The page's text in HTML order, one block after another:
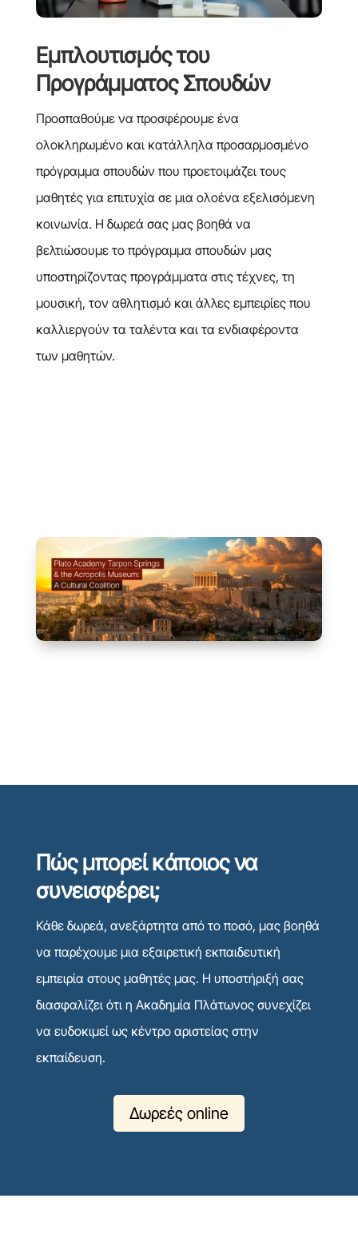
Εμπλουτισμός του
Προγράμματος Σπουδών
Προσπαθούμε να προσφέρουμε ένα
ολοκληρωμένο και κατάλληλα προσαρμοσμένο
πρόγραμμα σπουδών που προετοιμάζει τους
μαθητές για επιτυχία σε μια ολοένα εξελισόμενη
κοινωνία. Η δωρεά σας μας βοηθά να
βελτιώσουμε το πρόγραμμα σπουδών μας
υποστηρίζοντας προγράμματα στις τέχνες, τη
μουσική, τον αθλητισμό και άλλες εμπειρίες που
καλλιεργούν τα ταλέντα και τα ενδιαφέροντα
των μαθητών.
Πώς μπορεί κάποιος να
συνεισφέρει;
Κάθε δωρεά, ανεξάρτητα από το ποσό, μας βοηθά
να παρέχουμε μια εξαιρετική εκπαιδευτική
εμπειρία στους μαθητές μας. Η υποστήριξή σας
διασφαλίζει ότι η Ακαδημία Πλάτωνος συνεχίζει
να ευδοκιμεί ως κέντρο αριστείας στην
εκπαίδευση.
Δωρεές online